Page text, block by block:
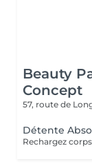
Beauty
Concept
57, route de
Détente